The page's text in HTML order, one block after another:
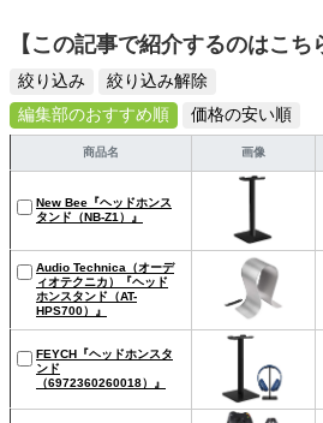
【この記事で紹介するのはこち
絞り込み
絞り込み解除
編集部のおすすめ順
価格の安い順
商品名 画像
New Bee『ヘッドホンス
タンド（NB-Z1）』
Audio Technica（オーデ
ィオテクニカ）『ヘッド
ホンスタンド（AT-
HPS700）』
FEYCH『ヘッドホンスタ
ンド
（6972360260018）』